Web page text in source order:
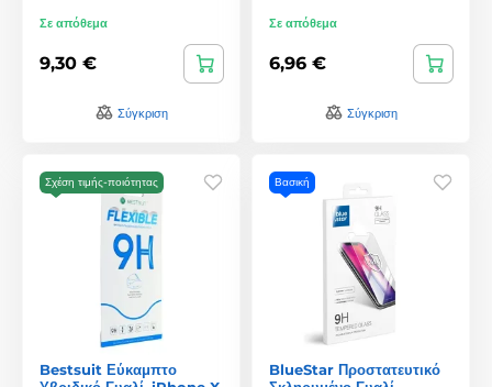
Σε απόθεμα
9,30 €
Σύγκριση
Σε απόθεμα
6,96 €
Σύγκριση
Σχέση τιμής-ποιότητας
Bestsuit Εύκαμπτο
Βασική
BlueStar Προστατευτικό